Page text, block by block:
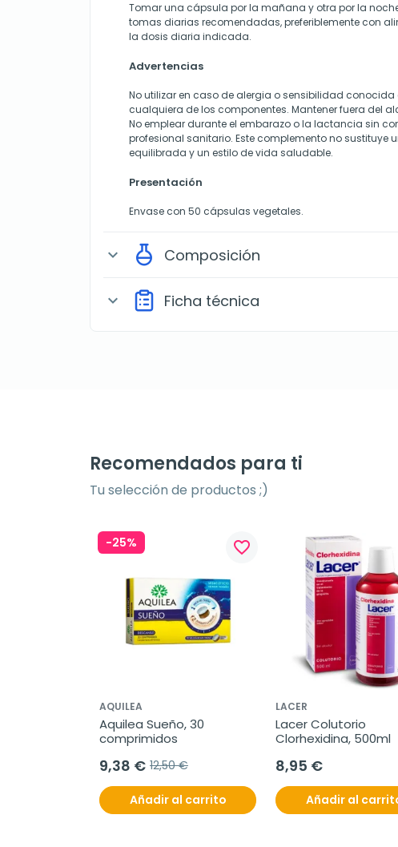
Tomar una cápsula por la mañana y otra por la
tomas diarias recomendadas, preferiblemente con
la dosis diaria indicada.
Advertencias
No utilizar en caso de alergia o sensibilidad conocida
cualquiera de los componentes. Mantener fuera del
No emplear durante el embarazo o la lactancia sin
profesional sanitario. Este complemento no sustituye
equilibrada y un estilo de vida saludable.
Presentación
Envase con 50 cápsulas vegetales.
expand_more Composición
expand_more Ficha técnica
Recomendados para ti
Tu selección de productos ;)
-25% favorite_border
AQUILEA
Aquilea Sueño, 30
comprimidos
9,38 € 12,50 €
Añadir al carrito
LACER
Lacer Colutorio
Clorhexidina, 500ml
8,95 €
Añadir al